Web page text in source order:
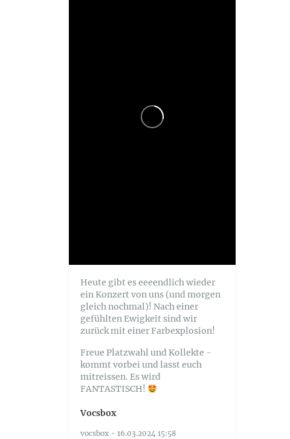
Heute gibt es eeeendlich wieder
ein Konzert von uns (und morgen
gleich nochmal)! Nach einer
gefühlten Ewigkeit sind wir
zurück mit einer Farbexplosion!
Freue Platzwahl und Kollekte -
kommt vorbei und lasst euch
mitreissen. Es wird
FANTASTISCH!
Vocsbox
vocsbox 16.03.2024 15:58